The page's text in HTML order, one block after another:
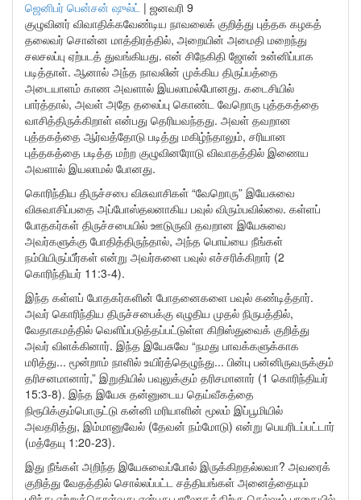
ஜெனிபர் பென்சன் ஷுல்ட் | ஜனவரி 9
குழுவினர் விவாதிக்கவேண்டிய நாவலைக் குறித்து புத்தக கழகத்
தலைவர் சொன்ன மாத்திரத்தில், அறையின் அமைதி மறைந்து
சலசலப்பு ஏற்படத் துவங்கியது. என் சிநேகிதி ஜோன் உன்னிப்பாக
படித்தாள். ஆனால் அந்த நாவலின் முக்கிய திருப்பத்தை
அடையாளம் காண அவளால் இயலாமல்போனது. கடைசியில்
பார்த்தால், அவள் அதே தலைப்பு கொண்ட வேறொரு புத்தகத்தை
வாசித்திருக்கிறாள் என்பது தெரியவந்தது. அவள் தவறான
புத்தகத்தை ஆர்வத்தோடு படித்து மகிழ்ந்தாலும், சரியான
புத்தகத்தை படித்த மற்ற குழுவினரோடு விவாதத்தில் இணைய
அவளால் இயலாமல் போனது.
கொரிந்திய திருச்சபை விசுவாசிகள் “வேறொரு” இயேசுவை
விசுவாசிப்பதை அப்போஸ்தலனாகிய பவுல் விரும்பவில்லை. கள்ளப்
போதகர்கள் திருச்சபையில் ஊடுருவி தவறான இயேசுவை
அவர்களுக்கு போதித்திருந்தால், அந்த பொய்யை நீங்கள்
நம்பியிருப்பீர்கள் என்று அவர்களை பவுல் எச்சரிக்கிறார் (2
கொரிந்தியர் 11:3-4).
இந்த கள்ளப் போதகர்களின் போதனைகளை பவுல் கண்டித்தார்.
அவர் கொரிந்திய திருச்சபைக்கு எழுதிய முதல் நிருபத்தில்,
வேதாகமத்தில் வெளிப்படுத்தப்பட்டுள்ள கிறிஸ்துவைக் குறித்து
அவர் விளக்கினார். இந்த இயேசுவே “நமது பாவக்களுக்காக
மரித்து... மூன்றாம் நாளில் உயிர்த்தெழுந்து... பின்பு பன்னிருவருக்கும்
தரிசனமானார்,” இறுதியில் பவுலுக்கும் தரிசமானார் (1 கொரிந்தியர்
15:3-8). இந்த இயேசு தன்னுடைய தெய்வீகத்தை
நிரூபிக்கும்பொருட்டு கன்னி மரியாளின் மூலம் இப்பூமியில்
அவதரித்து, இம்மானுவேல் (தேவன் நம்மோடு) என்று பெயரிடப்பட்டார்
(மத்தேயு 1:20-23).
இது நீங்கள் அறிந்த இயேசுவைப்போல் இருக்கிறதல்லவா? அவரைக்
குறித்து வேதத்தில் சொல்லப்பட்ட சத்தியங்கள் அனைத்தையும்